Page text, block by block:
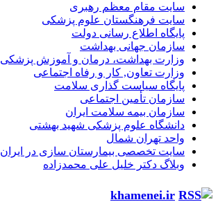
سایت مقام معظم رهبری
سایت فرهنگستان علوم پزشکی
پایگاه اطلاع رسانی دولت
سازمان جهانی بهداشت
وزارت بهداشت، درمان و آموزش پزشکی
وزارت تعاون, کار و رفاه اجتماعی
پایگاه سیاست گذاری سلامت
سازمان تأمین اجتماعی
سازمان بیمه سلامت ایران
دانشگاه علوم پزشکی شهید بهشتی
واحد تهران شمال
سایت تخصصی بیمارستان سازی در ایران
وبلاگ دکتر خلیل علی محمدزاده
khamenei.ir